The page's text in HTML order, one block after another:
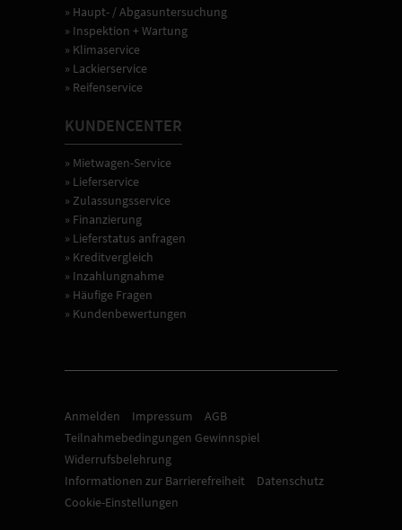
» Haupt- / Abgasuntersuchung
» Inspektion + Wartung
» Klimaservice
» Lackierservice
» Reifenservice
KUNDENCENTER
» Mietwagen-Service
» Lieferservice
» Zulassungsservice
» Finanzierung
» Lieferstatus anfragen
» Kreditvergleich
» Inzahlungnahme
» Häufige Fragen
» Kundenbewertungen
Anmelden Impressum
AGB
Teilnahmebedingungen Gewinnspiel
Widerrufsbelehrung
Informationen zur Barrierefreiheit
Datenschutz
Cookie-Einstellungen